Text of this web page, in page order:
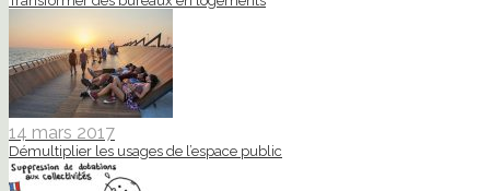
14 mars 2017
Démultiplier les usages de l’espace public